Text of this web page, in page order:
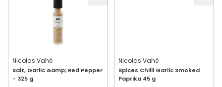
Nicolas Vahé
Salt, Garlic &amp; Red Pepper
- 325 g
Nicolas Vahé
Spices Chilli Garlic Smoked
Paprika 45 g